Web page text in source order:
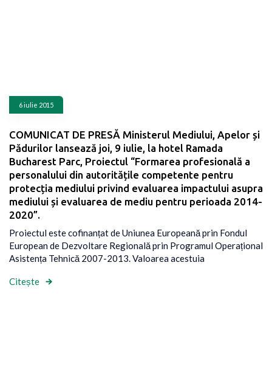
6 iulie 2015
COMUNICAT DE PRESĂ Ministerul Mediului, Apelor și
Pădurilor lansează joi, 9 iulie, la hotel Ramada
Bucharest Parc, Proiectul “Formarea profesională a
personalului din autoritățile competente pentru
protecția mediului privind evaluarea impactului asupra
mediului și evaluarea de mediu pentru perioada 2014-
2020”.
Proiectul este cofinanțat de Uniunea Europeană prin Fondul
European de Dezvoltare Regională prin Programul Operațional
Asistența Tehnică 2007-2013. Valoarea acestuia
Citește